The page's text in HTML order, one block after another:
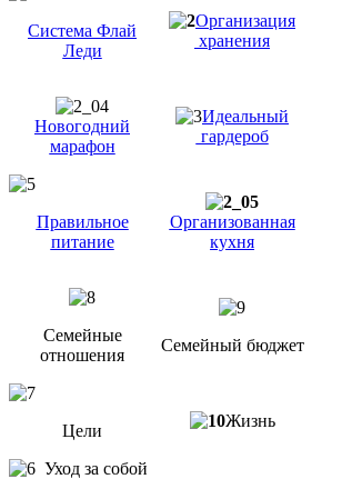
Система Флай
Леди
Организация
хранения
Новогодний
марафон
Идеальный
гардероб
Правильное
питание
Организованная
кухня
Семейные
отношения
Семейный бюджет
Цели
Жизнь
Уход за собой